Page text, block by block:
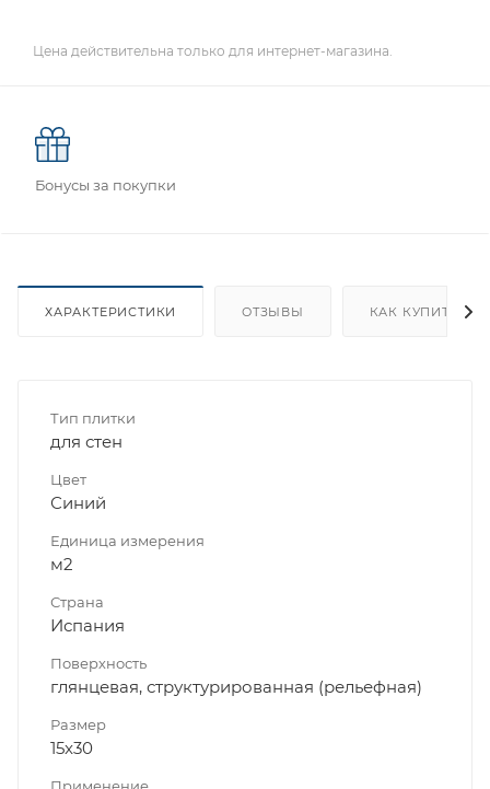
Цена действительна только для интернет-магазина.
Бонусы за покупки
ХАРАКТЕРИСТИКИ ОТЗЫВЫ КАК КУПИТЬ
Тип плитки
для стен
Цвет
Синий
Единица измерения
м2
Страна
Испания
Поверхность
глянцевая, структурированная (рельефная)
Размер
15x30